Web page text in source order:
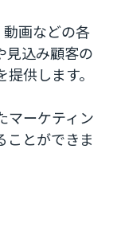
動画などの各
見込み顧客の
供します。
マーケティン
ことができま